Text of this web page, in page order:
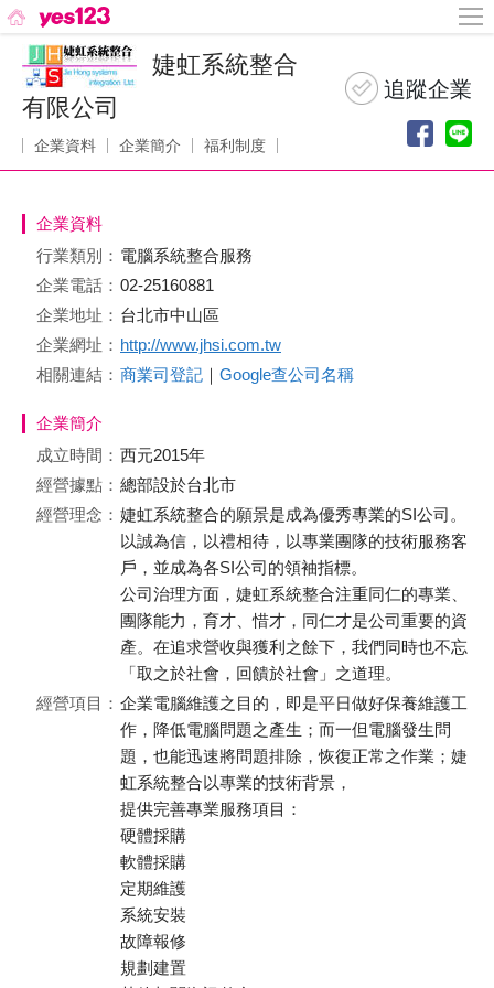
婕虹系統整合
有限公司
企業資料 企業簡介 福利制度
企業資料
行業類別： 電腦系統整合服務
企業電話： 02-25160881
企業地址： 台北市中山區
企業網址： http://www.jhsi.com.tw
相關連結： 商業司登記 ｜ Google查公司名稱
企業簡介
成立時間： 西元2015年
經營據點： 總部設於台北市
經營理念： 婕虹系統整合的願景是成為優秀專業的SI公司。
以誠為信，以禮相待，以專業團隊的技術服務客
戶，並成為各SI公司的領袖指標。
公司治理方面，婕虹系統整合注重同仁的專業、
團隊能力，育才、惜才，同仁才是公司重要的資
產。在追求營收與獲利之餘下，我們同時也不忘
「取之於社會，回饋於社會」之道理。
經營項目： 企業電腦維護之目的，即是平日做好保養維護工
作，降低電腦問題之產生；而一但電腦發生問
題，也能迅速將問題排除，恢復正常之作業；婕
虹系統整合以專業的技術背景，
提供完善專業服務項目：
硬體採購
軟體採購
定期維護
系統安裝
故障報修
規劃建置